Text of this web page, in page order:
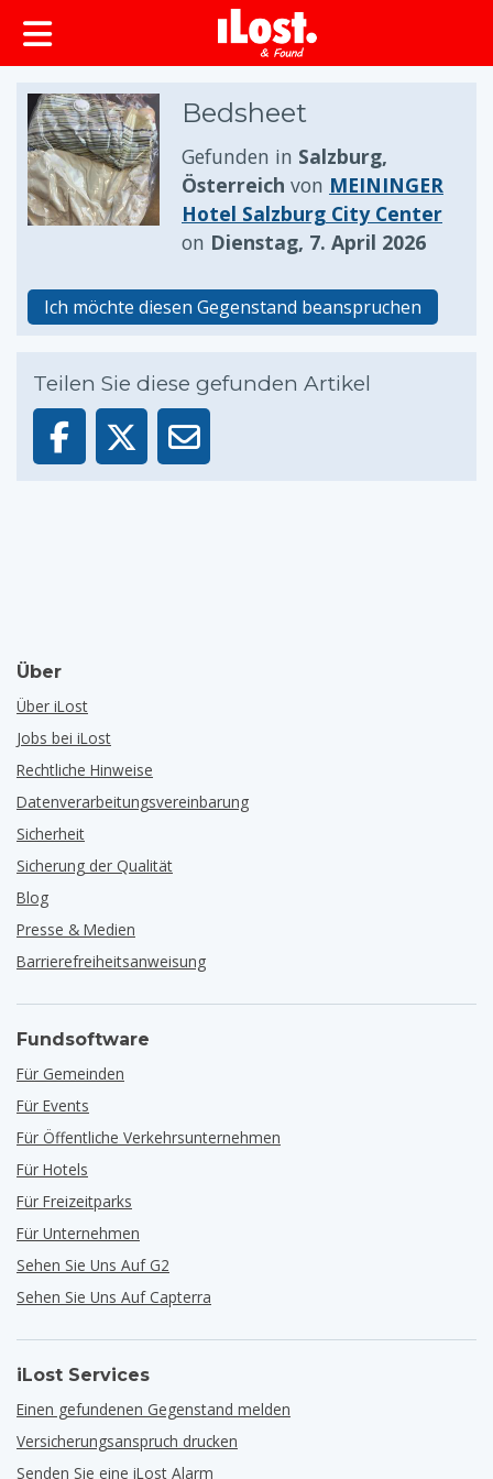
springen
Bedsheet
Gefunden in Salzburg,
Österreich von MEININGER
Hotel Salzburg City Center
on Dienstag, 7. April 2026
Ich möchte diesen Gegenstand beanspruchen
Teilen Sie diese gefunden Artikel
Über
Über iLost
Jobs bei iLost
Rechtliche Hinweise
Datenverarbeitungsvereinbarung
Sicherheit
Sicherung der Qualität
Blog
Presse & Medien
Barrierefreiheitsanweisung
Fundsoftware
Für Gemeinden
Für Events
Für Öffentliche Verkehrsunternehmen
Für Hotels
Für Freizeitparks
Für Unternehmen
Sehen Sie Uns Auf G2
Sehen Sie Uns Auf Capterra
iLost Services
Einen gefundenen Gegenstand melden
Versicherungsanspruch drucken
Senden Sie eine iLost Alarm